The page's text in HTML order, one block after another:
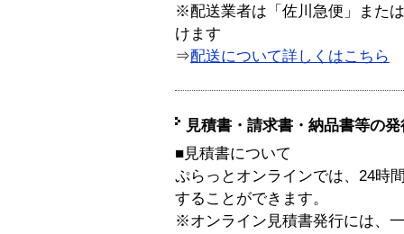
※配送業者は「佐川急便」また
けます
⇒配送について詳しくはこちら
見積書・請求書・納品書等の
■見積書について
ぷらっとオンラインでは、24時
することができます。
※オンライン見積書発行には、